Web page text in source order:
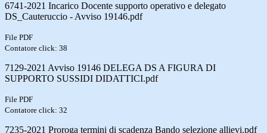
6741-2021 Incarico Docente supporto operativo e delegato
DS_Cauteruccio - Avviso 19146.pdf
File PDF
Contatore click: 38
7129-2021 Avviso 19146 DELEGA DS A FIGURA DI
SUPPORTO SUSSIDI DIDATTICI.pdf
File PDF
Contatore click: 32
7235-2021 Proroga termini di scadenza Bando selezione allievi.pdf